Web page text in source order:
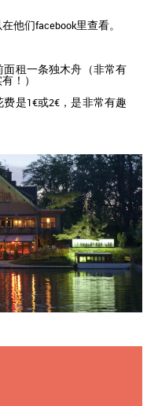
他们facebook里查看。
租一条独木舟（非常有
！）
是1€或2€，是非常有趣